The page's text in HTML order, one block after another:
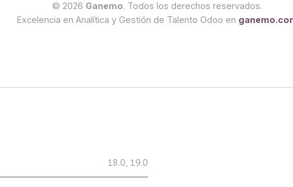
© 2026 Ganemo. Todos los derechos reservados.
Excelencia en Analítica y Gestión de Talento Odoo en
18.0, 19.0